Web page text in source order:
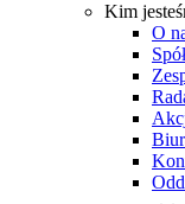
Kim
O